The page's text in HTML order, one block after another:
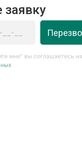
заявку
мне” вы соглашаетесь